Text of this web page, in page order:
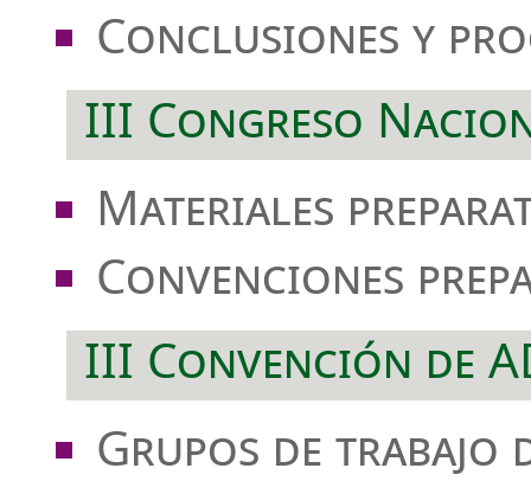
Conclusiones y
III Congreso
Materiales
Convenciones
III Convención de
Grupos de trabajo